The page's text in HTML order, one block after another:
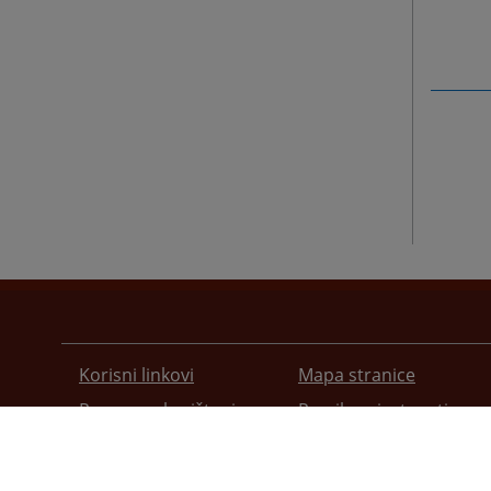
Korisni linkovi
Pomoc za korištenje
Mapa stranice
Pravila privatnosti